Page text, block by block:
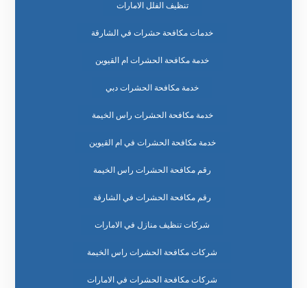
تنظيف الفلل الامارات
خدمات مكافحة حشرات في الشارقة
خدمة مكافحة الحشرات ام القيوين
خدمة مكافحة الحشرات دبي
خدمة مكافحة الحشرات راس الخيمة
خدمة مكافحة الحشرات في ام القيوين
رقم مكافحة الحشرات راس الخيمة
رقم مكافحة الحشرات في الشارقة
شركات تنظيف منازل في الامارات
شركات مكافحة الحشرات راس الخيمة
شركات مكافحة الحشرات في الامارات